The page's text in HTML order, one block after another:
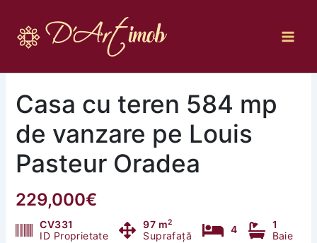
content
Casa cu teren 584 mp
de vanzare pe Louis
Pasteur Oradea
229,000€
CV331
ID Proprietate
97 m2
Suprafață
4
1
Baie